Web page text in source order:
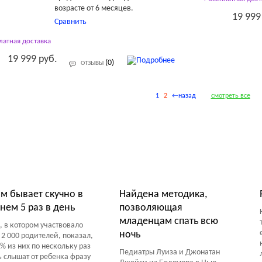
возрасте от 6 месяцев.
Сравнить
доставка
19 999 руб. ОТЗЫВЫ(0)
19
1 2 ←назад смотреть все
бывает скучно в
5 раз в день
в котором участвовало
000 родителей, показал,
из них по нескольку раз
слышат от ребенка фразу
Найдена методика,
позволяющая
младенцам спать всю
ночь
Педиатры Луиза и Джонатан